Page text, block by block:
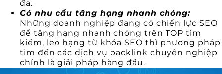
đa.
Có nhu cầu tăng hạng nhanh chóng:
Những doanh nghiệp đang có chiến lực SEO
để tăng hạng nhanh chóng trên TOP tìm
kiếm, leo hạng từ khóa SEO thì phương pháp
tìm đến các dịch vụ backlink chuyên nghiệp
chính là giải pháp hàng đầu.